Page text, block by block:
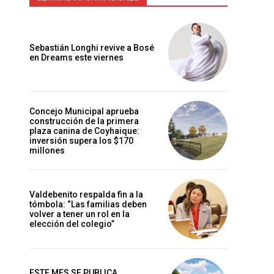
Sebastián Longhi revive a Bosé
en Dreams este viernes
Concejo Municipal aprueba
construcción de la primera
plaza canina de Coyhaique:
inversión supera los $170
millones
Valdebenito respalda fin a la
tómbola: “Las familias deben
volver a tener un rol en la
elección del colegio”